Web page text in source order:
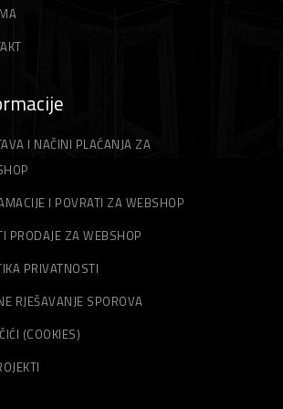
I NAČINI PLAĆANJA ZA
I POVRATI ZA WEBSHOP
PRODAJE ZA WEBSHOP
PRIVATNOSTI
RJEŠAVANJE SPOROVA
(COOKIES)